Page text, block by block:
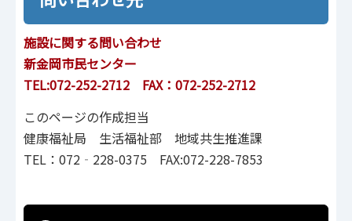
施設に関する問い合わせ
新金岡市民センター
TEL:072-252-2712 FAX：072-252-2712
このページの作成担当
健康福祉局 生活福祉部 地域共生推進課
TEL：072‐228-0375 FAX:072-228-7853